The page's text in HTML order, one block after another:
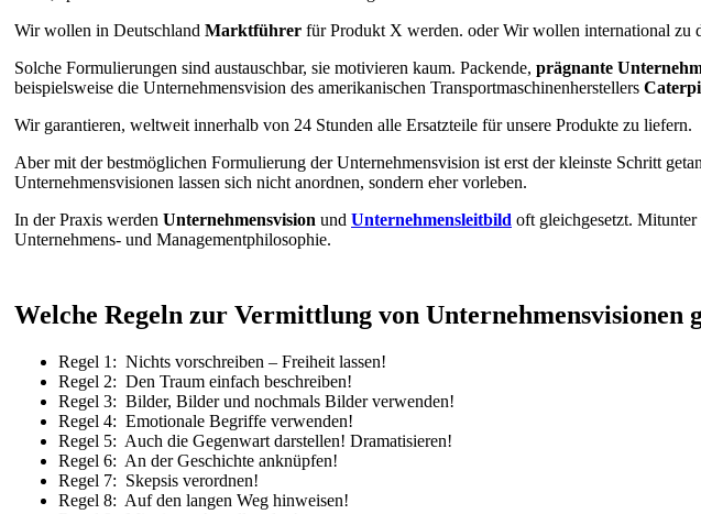
Wir wollen in Deutschland Marktführer für Produkt X werden. oder Wir wollen international zu
Solche Formulierungen sind austauschbar, sie motivieren kaum. Packende, prägnante
beispielsweise die Unternehmensvision des amerikanischen Transportmaschinenherstellers
Wir garantieren, weltweit innerhalb von 24 Stunden alle Ersatzteile für unsere Produkte zu liefern.
Aber mit der bestmöglichen Formulierung der Unternehmensvision ist erst der kleinste Schritt
Unternehmensvisionen lassen sich nicht anordnen, sondern eher vorleben.
In der Praxis werden Unternehmensvision und Unternehmensleitbild oft gleichgesetzt.
Unternehmens- und Managementphilosophie.
Welche Regeln zur Vermittlung von Unternehmensvisionen
Regel 1: Nichts vorschreiben – Freiheit lassen!
Regel 2: Den Traum einfach beschreiben!
Regel 3: Bilder, Bilder und nochmals Bilder verwenden!
Regel 4: Emotionale Begriffe verwenden!
Regel 5: Auch die Gegenwart darstellen! Dramatisieren!
Regel 6: An der Geschichte anknüpfen!
Regel 7: Skepsis verordnen!
Regel 8: Auf den langen Weg hinweisen!